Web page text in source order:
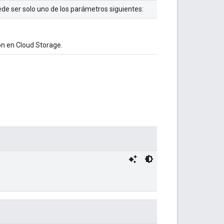
ser solo uno de los parámetros siguientes:
en Cloud Storage.